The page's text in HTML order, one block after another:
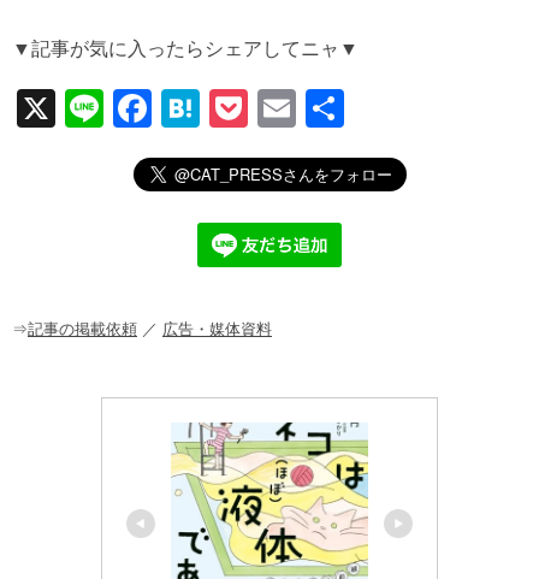
▼記事が気に入ったらシェアしてニャ▼
X
Li
F
a
c
o
H
at
e
n
a
P
o
ck
et
E
m
ail
有
⇒記事の掲載依頼 ／ 広告・媒体資料